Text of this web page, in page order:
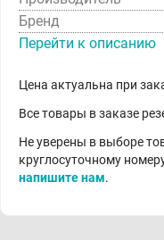
Бренд
Перейти к описанию
Цена актуальна при
Все товары в заказе
Не уверены в выборе
круглосуточному
напишите нам.